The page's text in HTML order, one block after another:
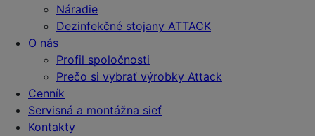
Náradie
Dezinfekčné stojany ATTACK
O nás
Profil spoločnosti
Prečo si vybrať výrobky Attack
Cenník
Servisná a montážna sieť
Kontakty